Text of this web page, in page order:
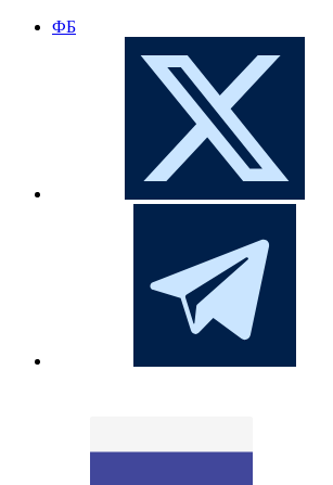
ФБ